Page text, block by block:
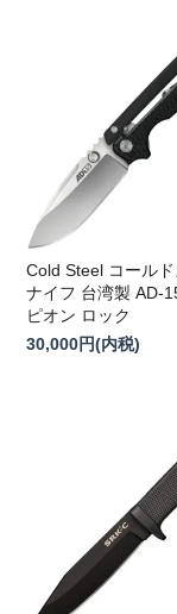
Cold Steel コール
ナイフ 台湾製 AD-
ピオン ロック
30,000円(内税)